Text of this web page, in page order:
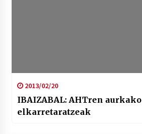
2013/02/20
IBAIZABAL: AHTren aurkako
elkarretaratzeak